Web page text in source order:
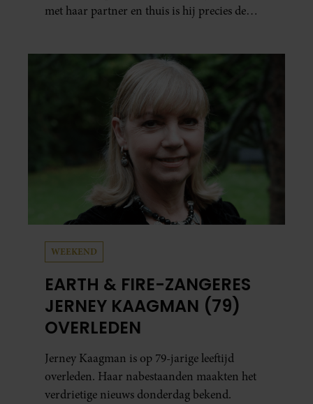
met haar partner en thuis is hij precies de
vaker schaamt zodra ze samen onder de
WEEKEND
EARTH & FIRE-ZANGERES
JERNEY KAAGMAN (79)
OVERLEDEN
Jerney Kaagman is op 79-jarige leeftijd
overleden. Haar nabestaanden maakten het
verdrietige nieuws donderdag bekend.